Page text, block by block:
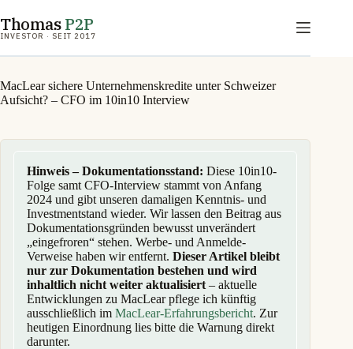
Inhalt
springen
ThomasP2P
INVESTOR · SEIT 2017
MacLear sichere Unternehmenskredite unter Schweizer
Aufsicht? – CFO im 10in10 Interview
Hinweis – Dokumentationsstand: Diese 10in10-
Folge samt CFO-Interview stammt von Anfang
2024 und gibt unseren damaligen Kenntnis- und
Investmentstand wieder. Wir lassen den Beitrag aus
Dokumentationsgründen bewusst unverändert
„eingefroren“ stehen. Werbe- und Anmelde-
Verweise haben wir entfernt. Dieser Artikel bleibt
nur zur Dokumentation bestehen und wird
inhaltlich nicht weiter aktualisiert – aktuelle
Entwicklungen zu MacLear pflege ich künftig
ausschließlich im MacLear-Erfahrungsbericht. Zur
heutigen Einordnung lies bitte die Warnung direkt
darunter.